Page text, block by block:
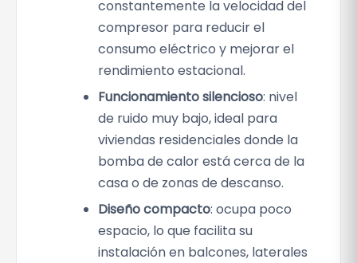
constantemente la velocidad del
compresor para reducir el
consumo eléctrico y mejorar el
rendimiento estacional.
Funcionamiento silencioso: nivel
de ruido muy bajo, ideal para
viviendas residenciales donde la
bomba de calor está cerca de la
casa o de zonas de descanso.
Diseño compacto: ocupa poco
espacio, lo que facilita su
instalación en balcones, laterales